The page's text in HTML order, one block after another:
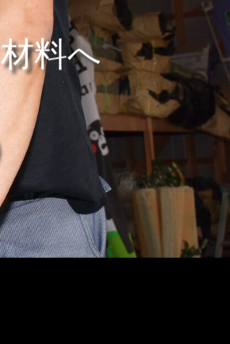
料へ